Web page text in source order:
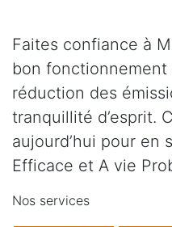
Faites confiance à
bon
réduction des
tranquillité d’esprit.
aujourd’hui pour en
Efficace et A vie
Nos services